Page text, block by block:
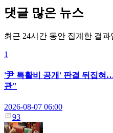
댓글 많은 뉴스
최근 24시간 동안 집계한 결과
1
'尹 특활비 공개' 판결 뒤집혀
관"
2026-08-07 06:00
93